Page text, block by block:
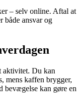
– selv online. Aftal at
både ansvar og
aktivitet. Du kan
mens kaffen brygger,
bevægelse kan gøre en